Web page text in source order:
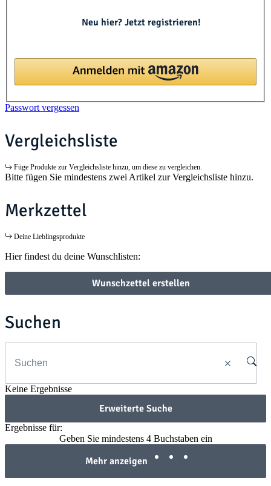
Neu hier? Jetzt registrieren!
Passwort vergessen
Vergleichsliste
Füge Produkte zur Vergleichsliste hinzu, um diese zu vergleichen.
Bitte fügen Sie mindestens zwei Artikel zur Vergleichsliste hinzu.
Merkzettel
Deine Lieblingsprodukte
Hier findest du deine Wunschlisten:
Wunschzettel erstellen
Suchen
Keine Ergebnisse
Erweiterte Suche
Ergebnisse für:
Geben Sie mindestens 4 Buchstaben ein
Mehr anzeigen